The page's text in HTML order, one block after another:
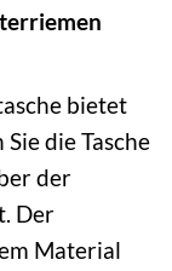
bietet
die Tasche
der
Der
Material